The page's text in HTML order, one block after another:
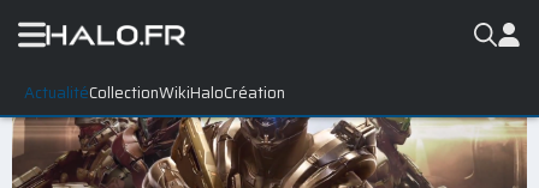
ActualitéCollectionWikiHaloCréation